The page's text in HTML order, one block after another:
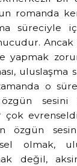
romanda
Ancak
uluslaşma
o
özgün
çok
özgün
olmak,
değil,